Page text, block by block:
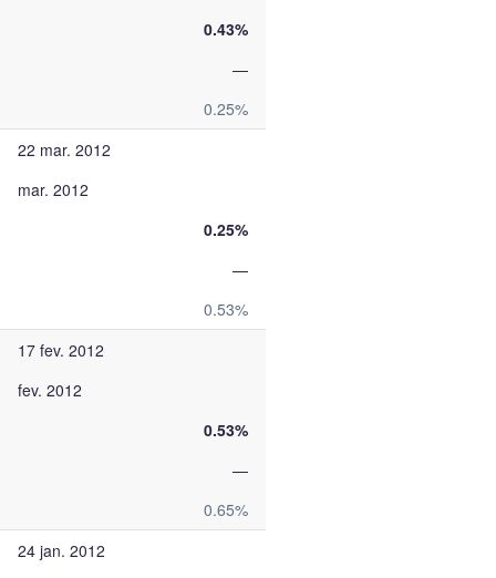
0.43%
—
0.25%
22 mar. 2012
mar. 2012
0.25%
—
0.53%
17 fev. 2012
fev. 2012
0.53%
—
0.65%
24 jan. 2012